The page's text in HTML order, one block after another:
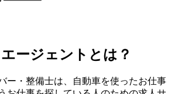
ージェントとは？
ー・整備士は、自動車を使ったお仕事